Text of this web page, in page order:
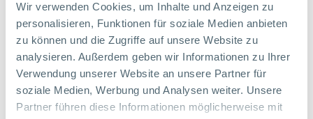
Wir verwenden Cookies, um Inhalte und Anzeigen zu
personalisieren, Funktionen für soziale Medien anbieten
zu können und die Zugriffe auf unsere Website zu
analysieren. Außerdem geben wir Informationen zu Ihrer
Verwendung unserer Website an unsere Partner für
soziale Medien, Werbung und Analysen weiter. Unsere
Partner führen diese Informationen möglicherweise mit